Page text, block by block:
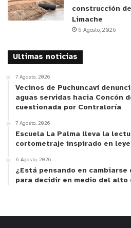
construcción
Limache
6 Agosto, 2026
Ultimas noticias
7 Agosto, 2026
Vecinos de Puchuncaví
aguas servidas hacia Concón
cuestionada por Contraloría
7 Agosto, 2026
Escuela La Palma lleva la
cortometraje inspirado en
6 Agosto, 2026
¿Está pensando en
para decidir en medio del alto